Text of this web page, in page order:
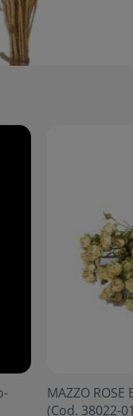
MAZZO
(Cod. 38022-